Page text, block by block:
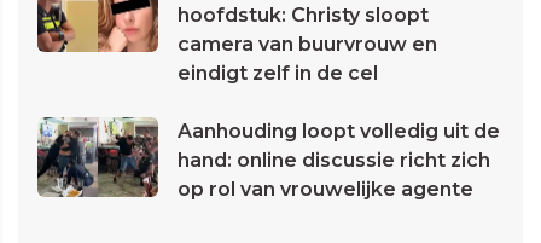
hoofdstuk: Christy sloopt
camera van buurvrouw en
eindigt zelf in de cel
Aanhouding loopt volledig uit de
hand: online discussie richt zich
op rol van vrouwelijke agente